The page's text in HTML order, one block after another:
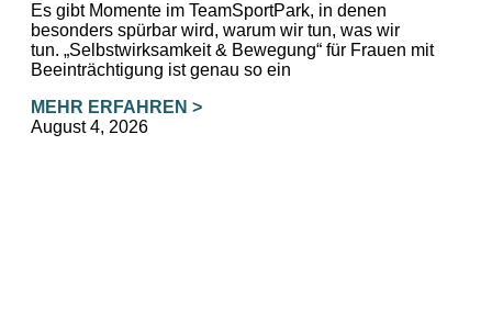
Es gibt Momente im TeamSportPark, in denen
besonders spürbar wird, warum wir tun, was wir
tun. „Selbstwirksamkeit & Bewegung“ für Frauen mit
Beeinträchtigung ist genau so ein
MEHR ERFAHREN >
August 4, 2026